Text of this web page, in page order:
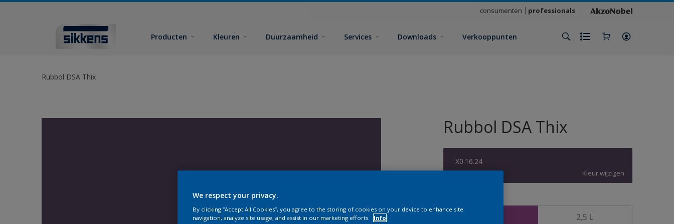
consumenten professionals
Producten Kleuren Duurzaamheid Services Downloads Verkooppunten
Rubbol DSA Thix
Rubbol DSA Thix
X0.16.24
Kleur wijzigen
2,5 L
We respect your privacy.
By clicking “Accept All Cookies”, you agree to the storing of cookies on your device to enhance site
navigation, analyze site usage, and assist in our marketing efforts.
Info